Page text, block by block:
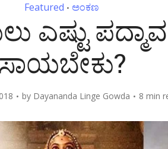
Featured • ಅಂಕಣ
ಎಷ್ಟು
ಸಾಯಬೇಕು?
by Dayananda Linge Gowda 8 min